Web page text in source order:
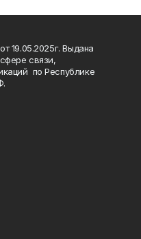
19.05.2025г. Выдана
связи,
по Республике